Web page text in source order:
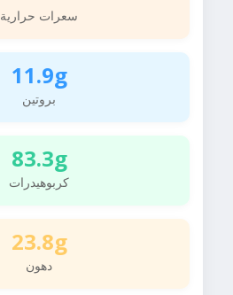
سعرات حرارية
11.9g
بروتين
83.3g
كربوهيدرات
23.8g
دهون